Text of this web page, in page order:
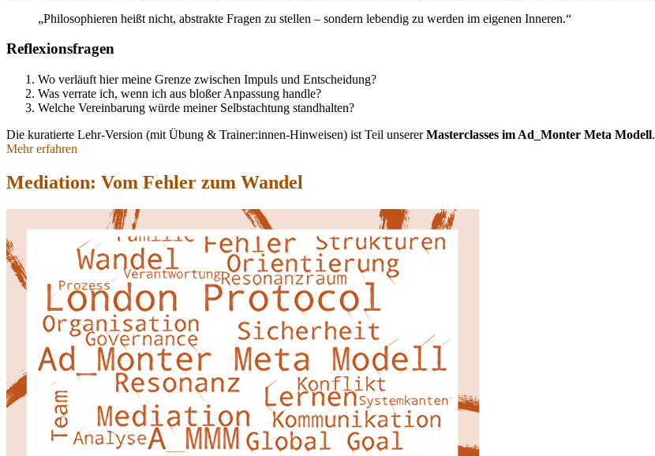
„Philosophieren heißt nicht, abstrakte Fragen zu stellen – sondern lebendig zu werden im eigenen Inneren.“
Reflexionsfragen
Wo verläuft hier meine Grenze zwischen Impuls und Entscheidung?
Was verrate ich, wenn ich aus bloßer Anpassung handle?
Welche Vereinbarung würde meiner Selbstachtung standhalten?
Die kuratierte Lehr-Version (mit Übung & Trainer:innen-Hinweisen) ist Teil unsererMasterclasses im Ad_Monter Meta Modell.
Mehr erfahren
Mediation: Vom Fehler zum Wandel